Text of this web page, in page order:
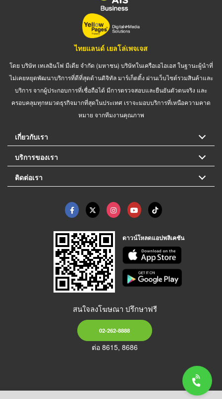
ไทยแลนด์ เยลโล่เพจเจส
โดย บริษัท เทเลอินโฟ มีเดีย จำกัด (มหาชน) บริษัทในเครือเอไอเอส ในฐานะผู้นำที่
ไม่เคยหยุดพัฒนาบริการที่ดีที่สุดด้านดิจิทัล มาร์เก็ตติ้ง ผ่านเว็บไซต์รวมสินค้าและ
บริการ จากผู้ประกอบการที่เชื่อถือได้ มีการตรวจสอบและยืนยันตัวตนจริง และ
ครอบคลุมทุกหมวดธุรกิจมากที่สุดในประเทศ เราจะมอบบริการที่เหนือความคาด
หมาย จากทีมงานคุณภาพ
เกี่ยวกับเรา
บริการของเรา
ติดต่อเรา
ดาวน์โหลดแอปพลิเคชัน
สนใจลงโฆษณา ปรึกษาฟรี
02-262-8888
ต่อ 8615, 8686